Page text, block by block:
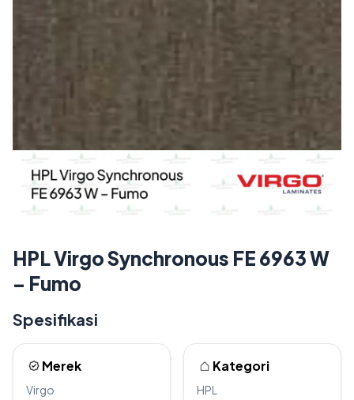
HPL Virgo Synchronous FE 6963 W
– Fumo
Spesifikasi
Merek
Virgo
Kategori
HPL